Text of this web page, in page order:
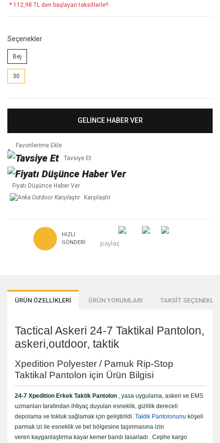
* 112,98 TL den başlayan taksitlerle!!
Seçenekler
Bej
30
GELİNCE HABER VER
Tavsiye Et
Fiyatı Düşünce Haber Ver
Karşılaştır
HIZLI
GÖNDERI
paylaş
ÜRÜN ÖZELLİKLERİ ÜRÜN YORUMLARI TAKSİT
Tactical Askeri 24-7 Taktikal Pantolon,
askeri,outdoor, taktik
Xpedition Polyester / Pamuk Rip-Stop
Taktikal Pantolon için Ürün Bilgisi
24-7 Xpedition Erkek Taktik Pantolon , yasa uygulama, askeri ve EMS
uzmanları tarafından ihtiyaç duyulan esneklik, gizlilik dereceli
depolama ve tokluk sağlamak için geliştirildi. Taktik Pantolonunu köşeli
parmak izi ile esneklik ve bel bölgesine taşınmasına izin
veren kayganlaştırma kayar kemer bandı tasarladı . Cephe kargo